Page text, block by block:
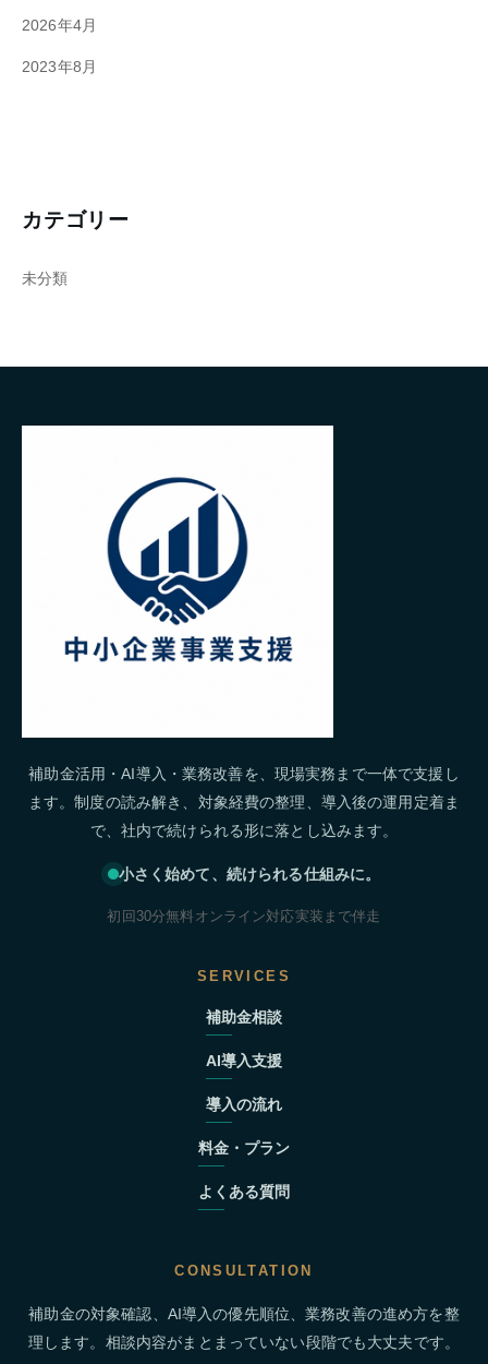
2026年4月
2023年8月
カテゴリー
未分類
補助金活用・AI導入・業務改善を、現場実務まで一体で支援し
ます。制度の読み解き、対象経費の整理、導入後の運用定着ま
で、社内で続けられる形に落とし込みます。
小さく始めて、続けられる仕組みに。
初回30分無料オンライン対応実装まで伴走
SERVICES
補助金相談
AI導入支援
導入の流れ
料金・プラン
よくある質問
CONSULTATION
補助金の対象確認、AI導入の優先順位、業務改善の進め方を整
理します。相談内容がまとまっていない段階でも大丈夫です。